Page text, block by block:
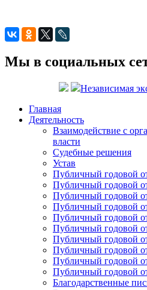
Мы в социальных
Независимая
Главная
Деятельность
Взаимодействие с
власти
Судебные решения
Устав
Публичный годовой
Публичный годовой
Публичный годовой
Публичный годовой
Публичный годовой
Публичный годовой
Публичный годовой
Публичный годовой
Публичный годовой
Публичный годовой
Благодарственные